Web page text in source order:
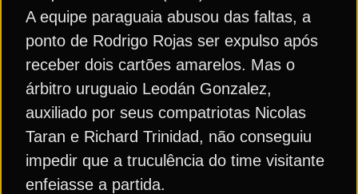
A equipe paraguaia abusou das faltas, a
ponto de Rodrigo Rojas ser expulso após
receber dois cartões amarelos. Mas o
árbitro uruguaio Leodán Gonzalez,
auxiliado por seus compatriotas Nicolas
Taran e Richard Trinidad, não conseguiu
impedir que a truculência do time visitante
enfeiasse a partida.